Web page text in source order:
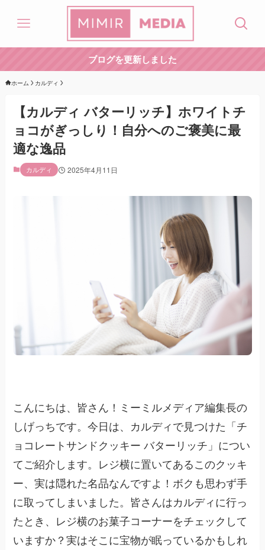
ブログを更新しました
ホーム カルディ
【カルディ バターリッチ】ホワイトチ
ョコがぎっしり！自分へのご褒美に最
適な逸品
カルディ 2025年4月11日
こんにちは、皆さん！ミーミルメディア編集長の
しげっちです。今日は、カルディで見つけた「チ
ョコレートサンドクッキー バターリッチ」につい
てご紹介します。レジ横に置いてあるこのクッキ
ー、実は隠れた名品なんですよ！ボクも思わず手
に取ってしまいました。皆さんはカルディに行っ
たとき、レジ横のお菓子コーナーをチェックして
いますか？実はそこに宝物が眠っているかもしれ